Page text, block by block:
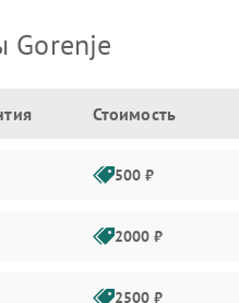
Gorenje
Стоимость
500 ₽
2000 ₽
2500 ₽